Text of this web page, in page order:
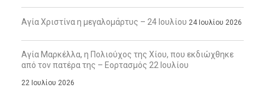
Αγία Χριστίνα η μεγαλομάρτυς – 24 Ιουλίου 24 Ιουλίου 2026
Αγία Μαρκέλλα, η Πολιούχος της Χίου, που εκδιώχθηκε
από τον πατέρα της – Εορτασμός 22 Ιουλίου
22 Ιουλίου 2026